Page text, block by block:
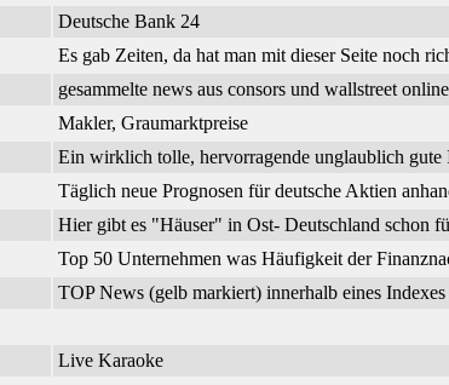
Deutsche Bank 24
Es gab Zeiten, da hat man mit dieser Seite noch
gesammelte news aus consors und wallstreet online
Makler, Graumarktpreise
Ein wirklich tolle, hervorragende unglaublich
Täglich neue Prognosen für deutsche Aktien
Hier gibt es "Häuser" in Ost- Deutschland schon
Top 50 Unternehmen was Häufigkeit der
TOP News (gelb markiert) innerhalb eines Indexes
Live Karaoke